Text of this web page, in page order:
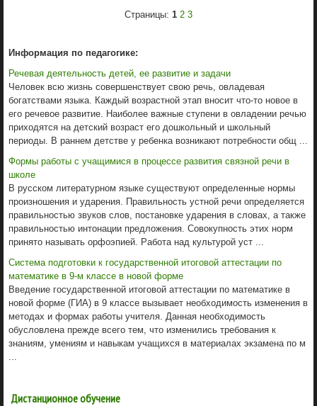
Страницы: 1 2 3
Информация по педагогике:
Речевая деятельность детей, ее развитие и задачи
Человек всю жизнь совершенствует свою речь, овладевая
богатствами языка. Каждый возрастной этап вносит что-то новое в
его речевое развитие. Наиболее важные ступени в овладении речью
приходятся на детский возраст его дошкольный и школьный
периоды. В раннем детстве у ребенка возникают потребности общ ...
Формы работы с учащимися в процессе развития связной речи в
школе
В русском литературном языке существуют определенные нормы
произношения и ударения. Правильность устной речи определяется
правильностью звуков слов, постановке ударения в словах, а также
правильностью интонации предложения. Совокупность этих норм
принято называть орфоэпией. Работа над культурой уст ...
Система подготовки к государственной итоговой аттестации по
математике в 9-м классе в новой форме
Введение государственной итоговой аттестации по математике в
новой форме (ГИА) в 9 классе вызывает необходимость изменения в
методах и формах работы учителя. Данная необходимость
обусловлена прежде всего тем, что изменились требования к
знаниям, умениям и навыкам учащихся в материалах экзамена по м
Дистанционное обучение